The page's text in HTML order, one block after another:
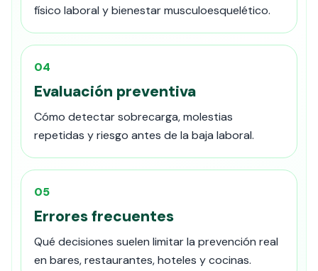
físico laboral y bienestar musculoesquelético.
04
Evaluación preventiva
Cómo detectar sobrecarga, molestias
repetidas y riesgo antes de la baja laboral.
05
Errores frecuentes
Qué decisiones suelen limitar la prevención real
en bares, restaurantes, hoteles y cocinas.